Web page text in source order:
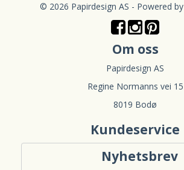
© 2026 Papirdesign AS - Powered by
Om oss
Papirdesign AS
Regine Normanns vei 15
8019 Bodø
Kundeservice
Nyhetsbrev